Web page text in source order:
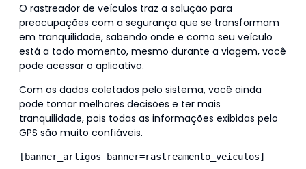
O rastreador de veículos traz a solução para
preocupações com a segurança que se transformam
em tranquilidade, sabendo onde e como seu veículo
está a todo momento, mesmo durante a viagem, você
pode acessar o aplicativo.
Com os dados coletados pelo sistema, você ainda
pode tomar melhores decisões e ter mais
tranquilidade, pois todas as informações exibidas pelo
GPS são muito confiáveis.
[banner_artigos banner=rastreamento_veiculos]